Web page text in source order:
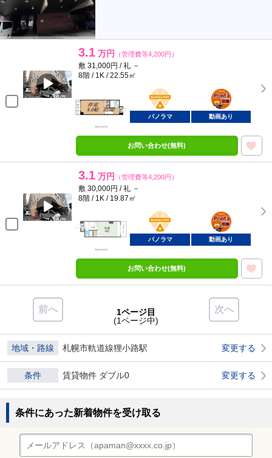
3.1 万円 （管理費等4,200円）
敷 31,000円 / 礼 －
8階 / 1K / 22.55㎡
BunChinPAY
ポンタ
部屋
パノラマ 動画あり
お問い合わせ(無料)
3.1 万円 （管理費等4,200円）
敷 30,000円 / 礼 －
8階 / 1K / 19.87㎡
BunChinPAY
ポンタ
部屋
パノラマ 動画あり
お問い合わせ(無料)
前へ 次へ
1ページ目
(1ページ中)
地域・路線 札幌市軌道線狸小路駅 変更する
条件 賃貸物件 ダブル0 変更する
条件にあった新着物件を受け取る